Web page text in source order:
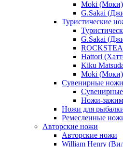
Moki (Моки)
G.Sakai
Туристические
G.Sakai
Hattori
Kiku
Moki (Моки)
Сувенирные ножи
Ножи-
Ножи для
Ремесленные
Авторские ножи
Авторские ножи
William Henry